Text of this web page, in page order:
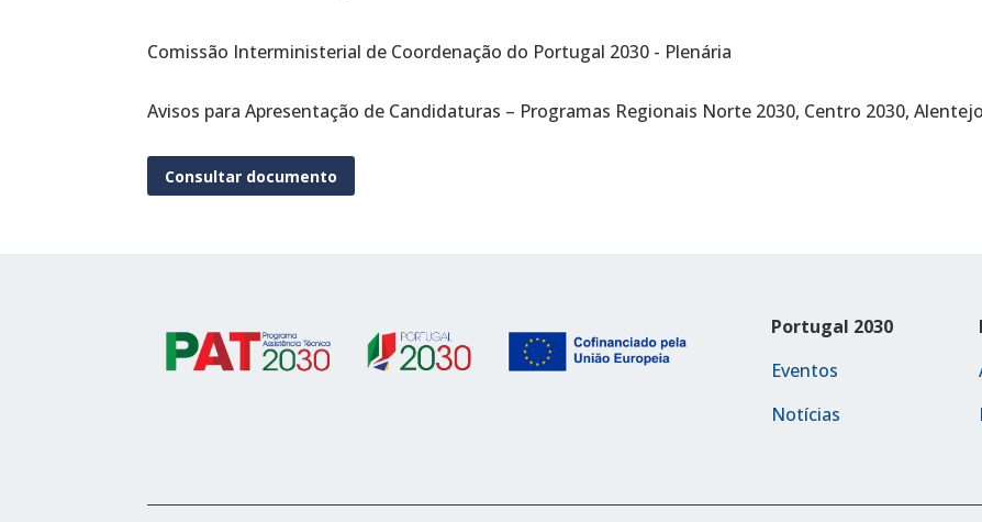
Comissão Interministerial de Coordenação do Portugal 2030 - Plenária
Avisos para Apresentação de Candidaturas – Programas Regionais Norte 2030, Centro 2030,
Consultar documento
Portugal 2030
Eventos
Notícias